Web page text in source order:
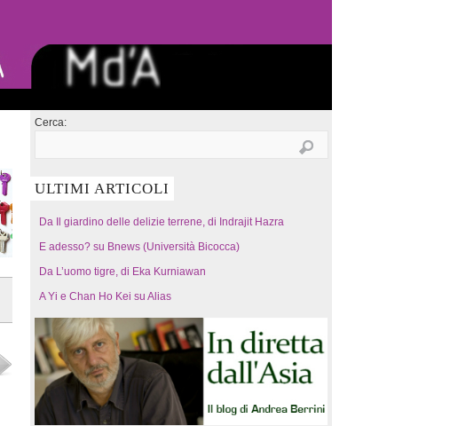
Cerca:
ULTIMI ARTICOLI
Da Il giardino delle delizie terrene, di Indrajit Hazra
E adesso? su Bnews (Università Bicocca)
Da L’uomo tigre, di Eka Kurniawan
A Yi e Chan Ho Kei su Alias